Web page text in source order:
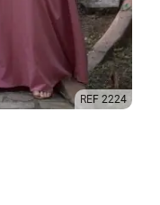
REF 2224